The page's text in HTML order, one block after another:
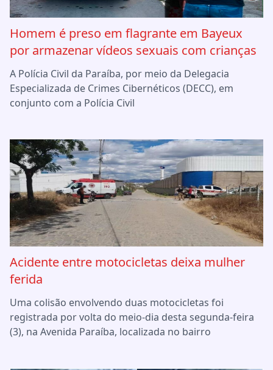
Homem é preso em flagrante em Bayeux
por armazenar vídeos sexuais com crianças
A Polícia Civil da Paraíba, por meio da Delegacia
Especializada de Crimes Cibernéticos (DECC), em
conjunto com a Polícia Civil
Acidente entre motocicletas deixa mulher
ferida
Uma colisão envolvendo duas motocicletas foi
registrada por volta do meio-dia desta segunda-feira
(3), na Avenida Paraíba, localizada no bairro